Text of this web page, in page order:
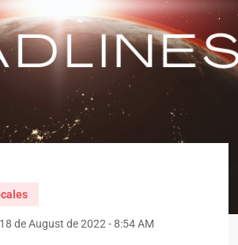
de August de 2022 - 8:54 AM